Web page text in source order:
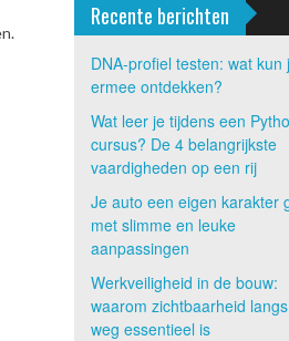
Recente berichten
DNA-profiel testen: wat kun
ermee ontdekken?
Wat leer je tijdens een
cursus? De 4 belangrijkste
vaardigheden op een rij
Je auto een eigen karakter
met slimme en leuke
aanpassingen
Werkveiligheid in de bouw:
waarom zichtbaarheid
weg essentieel is